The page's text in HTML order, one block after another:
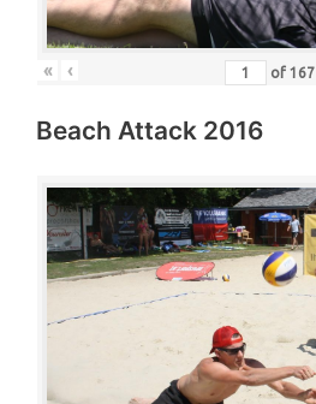
« ‹ of 167
Beach Attack 2016